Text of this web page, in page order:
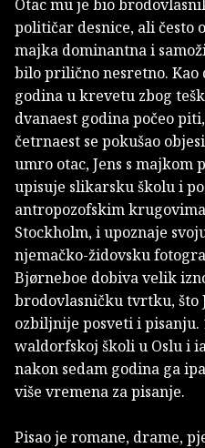
Otac mu je bio
političar desnice, ali često
majka dominantna i
bilo prilično nesretno.
godina u krevetu zbog
dvanaest godina počeo
četrnaest se pokušao
umro otac, Jens s majkom
upisuje slikarsku školu i
antropozofskim
Stockholm, i upoznaje
njemačko-židovsku
Bjørneboe dobiva velik
brodovlasničku tvrtku, što
ozbiljnije posveti i
waldorfskoj školi u Oslu i
nakon sedam godina ga
više vremena za pisanje.
Pisao je romane, drame,